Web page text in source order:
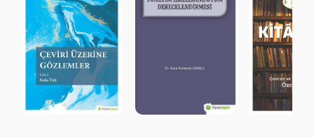
QR Code taraması başarılı.
Sistemi kurumu ile kullanıyorsunuz.
Vazgeç